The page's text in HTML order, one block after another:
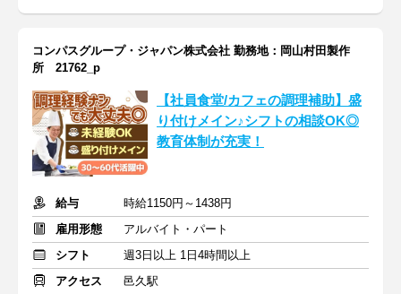
コンパスグループ・ジャパン株式会社 勤務地：岡山村田製作
所 21762_p
【社員食堂/カフェの調理補助】盛
り付けメイン♪シフトの相談OK◎
教育体制が充実！
給与
時給1150円～1438円
雇用形態
アルバイト・パート
シフト
週3日以上 1日4時間以上
アクセス
邑久駅